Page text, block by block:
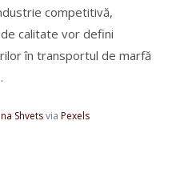
competitivă,
calitate vor defini
în transportul de marfă
Shvetsvia Pexels